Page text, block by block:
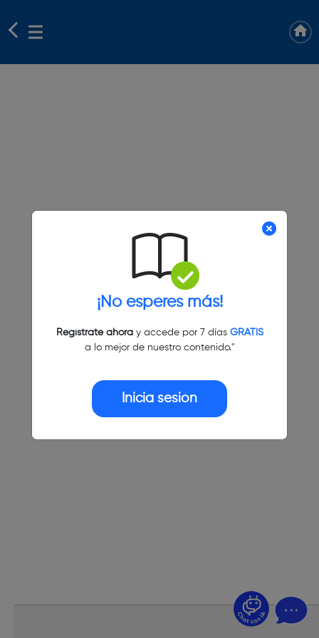
¡No esperes más!
Regístrate ahoray accede por 7 días GRATIS
a lo mejor de nuestro contenido."
Inicia sesión